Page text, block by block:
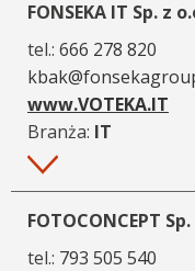
FONSEKA IT Sp. z
tel.: 666 278 820
www.VOTEKA.IT
Branża: IT
Więcej
FOTOCONCEPT
tel.: 793 505 540